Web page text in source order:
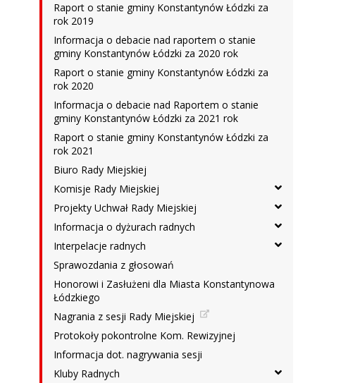
Raport o stanie gminy Konstantynów Łódzki za
rok 2019
Informacja o debacie nad raportem o stanie
gminy Konstantynów Łódzki za 2020 rok
Raport o stanie gminy Konstantynów Łódzki za
rok 2020
Informacja o debacie nad Raportem o stanie
gminy Konstantynów Łódzki za 2021 rok
Raport o stanie gminy Konstantynów Łódzki za
rok 2021
Biuro Rady Miejskiej
Komisje Rady Miejskiej
Projekty Uchwał Rady Miejskiej
Informacja o dyżurach radnych
Interpelacje radnych
Sprawozdania z głosowań
Honorowi i Zasłużeni dla Miasta Konstantynowa
Łódzkiego
Nagrania z sesji Rady Miejskiej
Protokoły pokontrolne Kom. Rewizyjnej
Informacja dot. nagrywania sesji
Kluby Radnych